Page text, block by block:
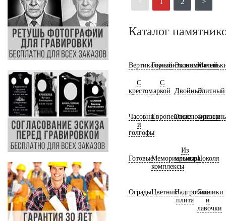
Каталог
ВертикальныйГоризонтальный
Экономичный
С
крестом
С
аркой
ДвойныйЭлитный
Часовни
и
голгофы
ЕвропейскиеЭксклюзивные
ГотовыеМемориальные
комплексы
Из
мрамораЦоколя
ОградыЦветникНадгробная
плита
Столики
и
лавочки